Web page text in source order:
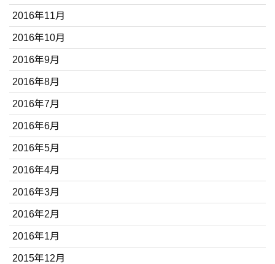
2016年11月
2016年10月
2016年9月
2016年8月
2016年7月
2016年6月
2016年5月
2016年4月
2016年3月
2016年2月
2016年1月
2015年12月